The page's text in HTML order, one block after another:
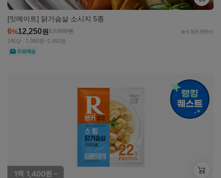
[잇메이트] 닭가슴살 소시지 5종
6%12,250원 13,000원 4.9(9,999+)
1팩당 : 1,990원~2,450원
무료